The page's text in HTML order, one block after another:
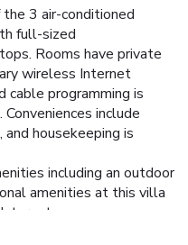
3 air-conditioned
full-sized
Rooms have private
wireless Internet
cable programming is
include
housekeeping is
including an outdoor
amenities at this villa
access,